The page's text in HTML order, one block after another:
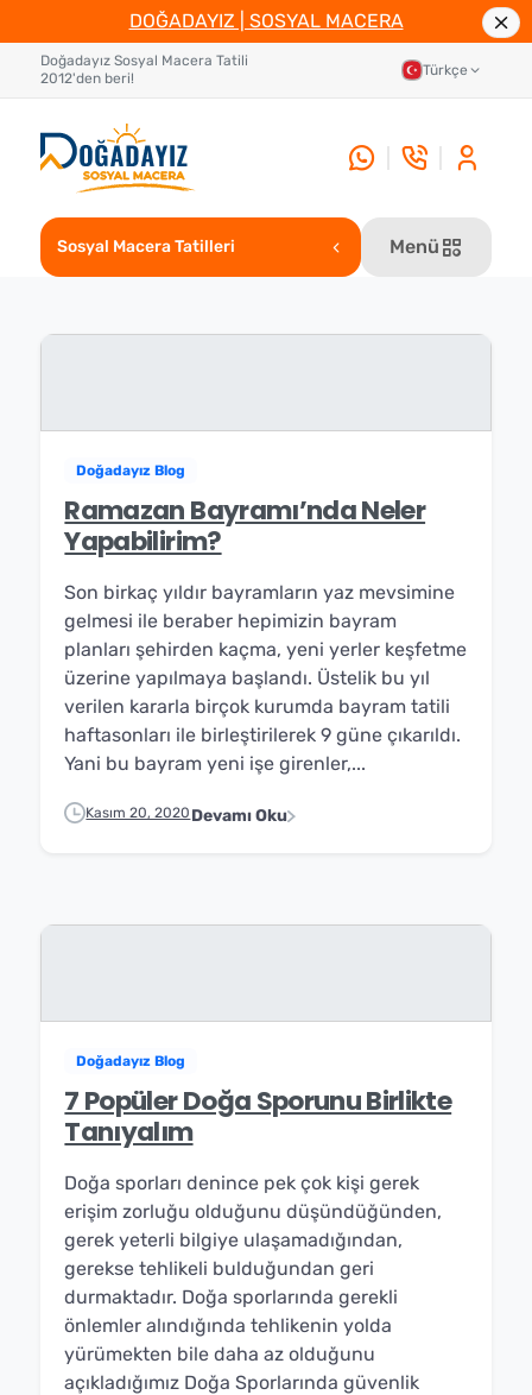
DOĞADAYIZ | SOSYAL MACERA
Doğadayız Sosyal Macera Tatili
2012'den beri!
Türkçe
Sosyal Macera Tatilleri Menü
Doğadayız Blog
Ramazan Bayramı’nda Neler
Yapabilirim?
Son birkaç yıldır bayramların yaz mevsimine
gelmesi ile beraber hepimizin bayram
planları şehirden kaçma, yeni yerler keşfetme
üzerine yapılmaya başlandı. Üstelik bu yıl
verilen kararla birçok kurumda bayram tatili
haftasonları ile birleştirilerek 9 güne çıkarıldı.
Yani bu bayram yeni işe girenler,...
Kasım 20, 2020 Devamı Oku
Doğadayız Blog
7 Popüler Doğa Sporunu Birlikte
Tanıyalım
Doğa sporları denince pek çok kişi gerek
erişim zorluğu olduğunu düşündüğünden,
gerek yeterli bilgiye ulaşamadığından,
gerekse tehlikeli bulduğundan geri
durmaktadır. Doğa sporlarında gerekli
önlemler alındığında tehlikenin yolda
yürümekten bile daha az olduğunu
açıkladığımız Doğa Sporlarında güvenlik
⟲ Yeniden Başlat